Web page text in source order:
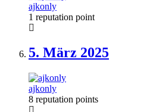
ajkonly
1 reputation point
5. März 2025
ajkonly
8 reputation points